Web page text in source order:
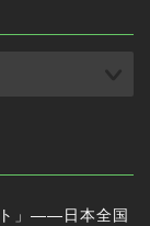
ト」——日本全国